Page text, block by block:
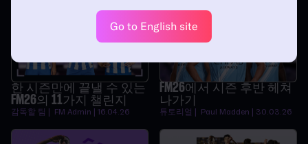
한 시즌만에 끝낼 수 있는
FM26의 11가지 챌린지
감독할 팀 | FM Admin | 16.04.26
FM26에서 시즌 후반 헤쳐
나가기
튜토리얼 | Paul Madden | 30.03.26
Go to English site